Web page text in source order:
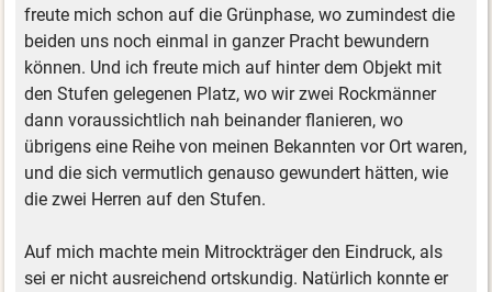
freute mich schon auf die Grünphase, wo zumindest die
beiden uns noch einmal in ganzer Pracht bewundern
können. Und ich freute mich auf hinter dem Objekt mit
den Stufen gelegenen Platz, wo wir zwei Rockmänner
dann voraussichtlich nah beinander flanieren, wo
übrigens eine Reihe von meinen Bekannten vor Ort waren,
und die sich vermutlich genauso gewundert hätten, wie
die zwei Herren auf den Stufen.
Auf mich machte mein Mitrockträger den Eindruck, als
sei er nicht ausreichend ortskundig. Natürlich konnte er